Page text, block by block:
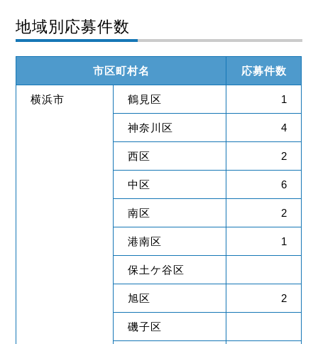
地域別応募件数
市区町村名 応募件数
横浜市 鶴見区 1
神奈川区 4
西区 2
中区 6
南区 2
港南区 1
保土ケ谷区
旭区 2
磯子区